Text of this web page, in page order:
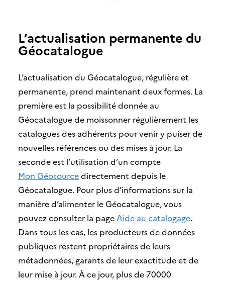
L’actualisation permanente du
Géocatalogue
L’actualisation du Géocatalogue, régulière et
permanente, prend maintenant deux formes. La
première est la possibilité donnée au
Géocatalogue de moissonner régulièrement les
catalogues des adhérents pour venir y puiser de
nouvelles références ou des mises à jour. La
seconde est l’utilisation d’un compte
Mon Géosourcedirectement depuis le
Géocatalogue. Pour plus d’informations sur la
manière d’alimenter le Géocatalogue, vous
pouvez consulter la page Aide au catalogage.
Dans tous les cas, les producteurs de données
publiques restent propriétaires de leurs
métadonnées, garants de leur exactitude et de
leur mise à jour. À ce jour, plus de 70000